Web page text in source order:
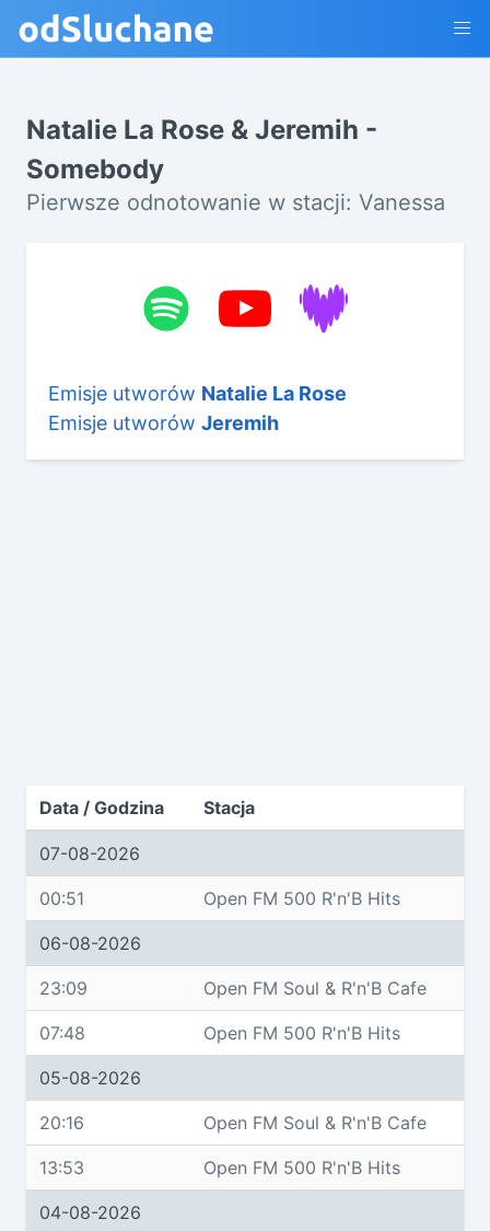
Natalie La Rose & Jeremih -
Somebody
Pierwsze odnotowanie w stacji: Vanessa
Emisje utworów Natalie La Rose
Emisje utworów Jeremih
Data / Godzina Stacja
07-08-2026
00:51 Open FM 500 R'n'B Hits
06-08-2026
23:09 Open FM Soul & R'n'B Cafe
07:48 Open FM 500 R'n'B Hits
05-08-2026
20:16 Open FM Soul & R'n'B Cafe
13:53 Open FM 500 R'n'B Hits
04-08-2026